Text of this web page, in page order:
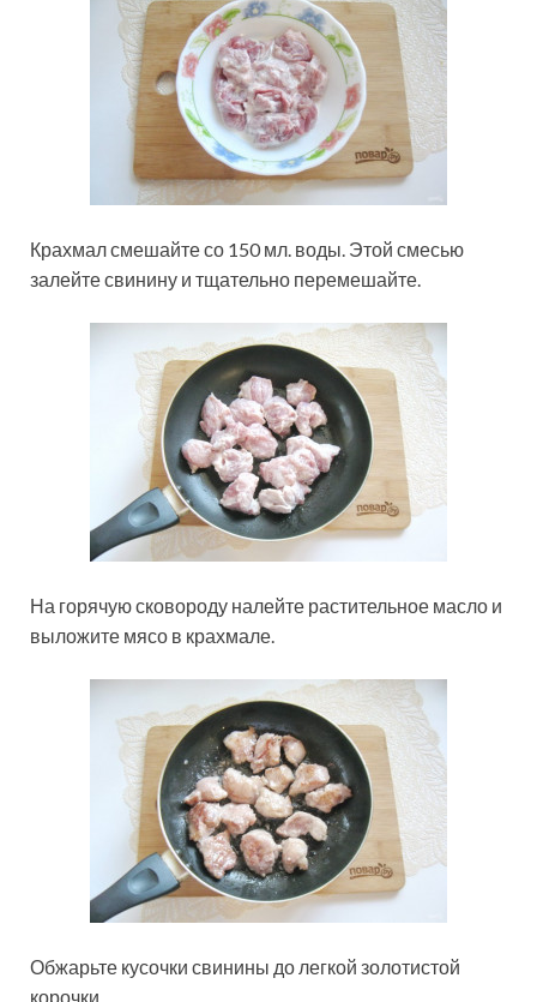
Крахмал смешайте со 150 мл. воды. Этой смесью
залейте свинину и тщательно перемешайте.
На горячую сковороду налейте растительное масло и
выложите мясо в крахмале.
Обжарьте кусочки свинины до легкой золотистой
корочки.